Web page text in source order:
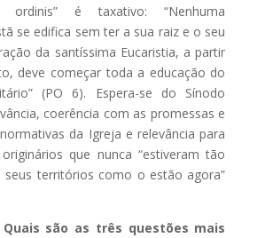
ordinis” é taxativo: “Nenhuma
se edifica sem ter a sua raiz e o seu
da santíssima Eucaristia, a partir
deve começar toda a educação do
(PO 6). Espera-se do Sínodo
coerência com as promessas e
da Igreja e relevância para
que nunca “estiveram tão
seus territórios como o estão agora”
Quais são as três questões mais